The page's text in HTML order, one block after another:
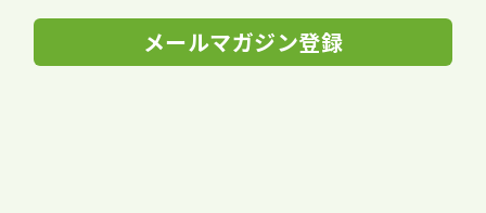
メールマガジン登録